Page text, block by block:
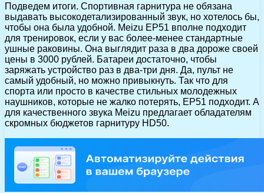
Подведем итоги. Спортивная гарнитура не обязана
выдавать высокодетализированный звук, но хотелось бы,
чтобы она была удобной. Meizu EP51 вполне подходит
для тренировок, если у вас более-менее стандартные
ушные раковины. Она выглядит раза в два дороже своей
цены в 3000 рублей. Батареи достаточно, чтобы
заряжать устройство раз в два-три дня. Да, пульт нe
самый удобный, но можно привыкнуть. Так что для
спорта или просто в качестве стильных молодежных
наушников, которые не жалко потерять, EP51 подходит. А
для качественного звука Meizu предлагает обладателям
скромных бюджетов гарнитуру HD50.